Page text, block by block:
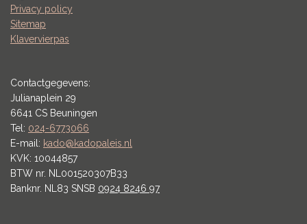
Privacy policy
Sitemap
Klavervierpas
Contactgegevens:
Julianaplein 29
6641 CS Beuningen
Tel: 024-6773066
E-mail: kado@kadopaleis.nl
KVK: 10044857
BTW nr. NL001520307B33
Banknr. NL83 SNSB 0924 8246 97